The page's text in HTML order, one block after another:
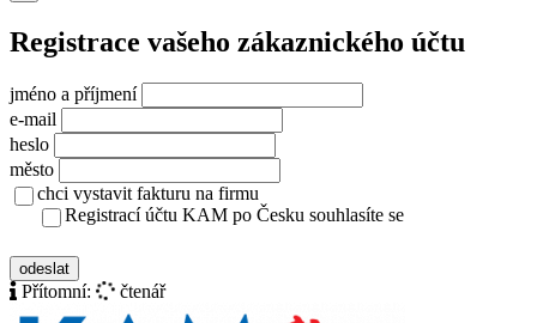
Registrace vašeho zákaznického účtu
jméno a příjmení
e-mail
heslo
město
chci vystavit fakturu na firmu
Registrací účtu KAM po Česku souhlasíte se
odeslat
Přítomní: čtenář